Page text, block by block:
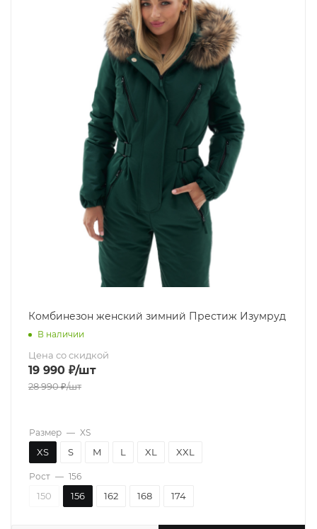
Комбинезон женский зимний Престиж Изумруд
В наличии
Цена со скидкой
19 990 ₽/шт
28 990₽/шт
Размер — XS
XS S M L XL XXL
Рост — 156
150 156 162 168 174